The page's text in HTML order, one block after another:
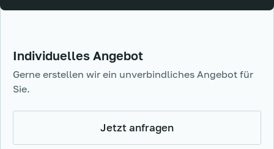
Individuelles Angebot
Gerne erstellen wir ein unverbindliches Angebot für
Sie.
Jetzt anfragen